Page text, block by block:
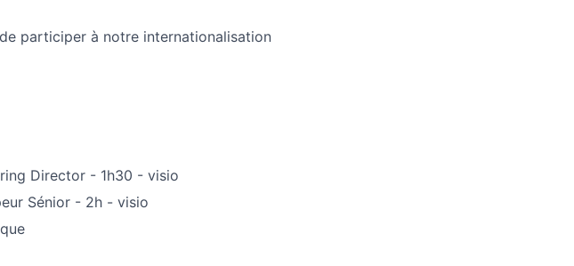
participer à notre internationalisation
Director - 1h30 - visio
Sénior - 2h - visio